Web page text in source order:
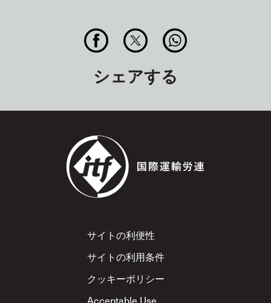
シェアする
Footer
サイトの利便性
サイトの利用条件
クッキーポリシー
Acceptable Use